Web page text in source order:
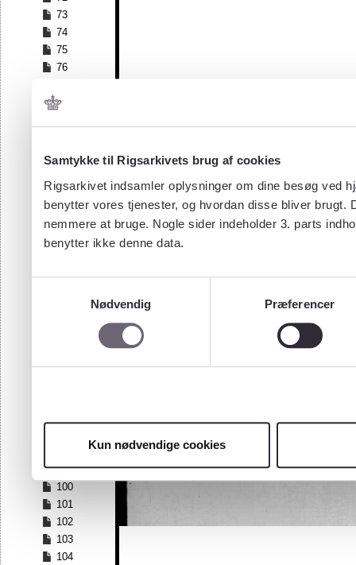
Samtykke til Rigsarkivets brug af cookies
Rigsarkivet indsamler oplysninger om dine besøg ved
benytter vores tjenester, og hvordan disse bliver
nemmere at bruge. Nogle sider indeholder 3. parts
benytter ikke denne data.
Nødvendig
Præferencer
Kun nødvendige cookies
73
74
75
76
78
83
84
85
86
88
93
99
100
101
102
103
104